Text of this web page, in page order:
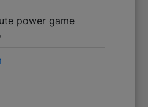
power game